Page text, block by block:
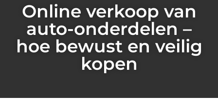
Online verkoop van
auto-onderdelen –
hoe bewust en veilig
kopen